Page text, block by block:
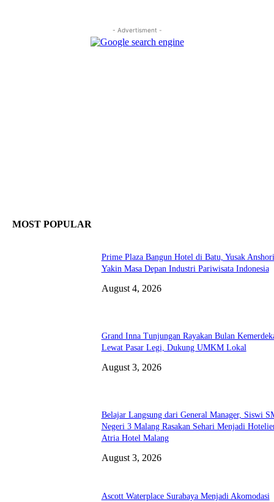
- Advertisment -
MOST POPULAR
Prime Plaza Bangun Hotel di Batu, Yusak Anshori
Yakin Masa Depan Industri Pariwisata Indonesia
August 4, 2026
Grand Inna Tunjungan Rayakan Bulan
Lewat Pasar Legi, Dukung UMKM Lokal
August 3, 2026
Belajar Langsung dari General Manager, Siswi
Negeri 3 Malang Rasakan Sehari Menjadi
Atria Hotel Malang
August 3, 2026
Ascott Waterplace Surabaya Menjadi Akomodasi